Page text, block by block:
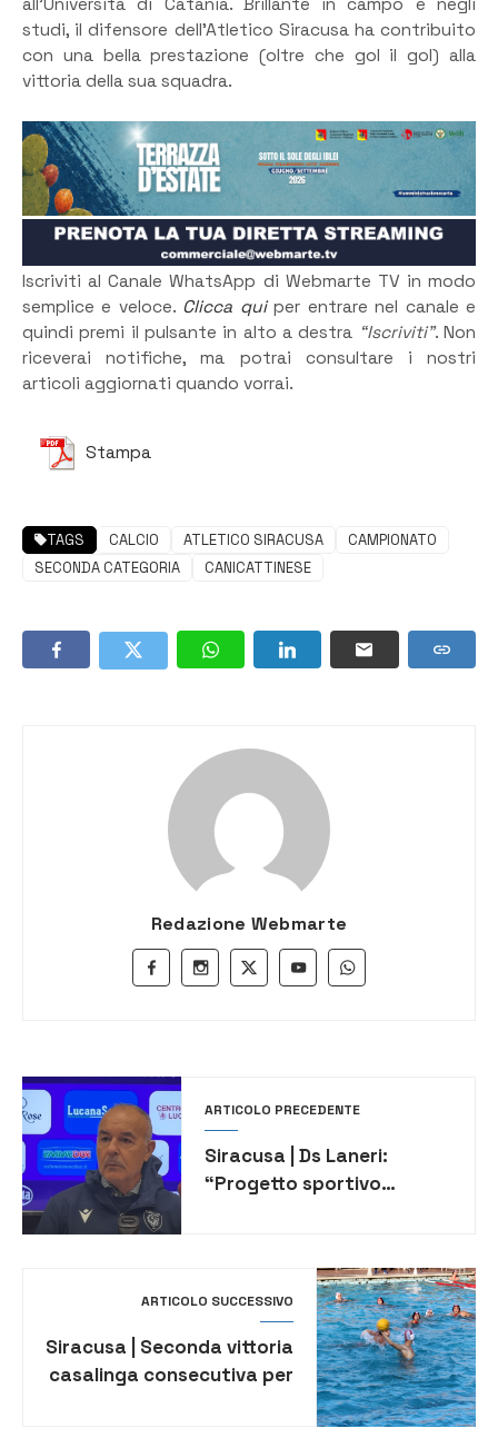
all’Università di Catania. Brillante in campo e negli
studi, il difensore dell’Atletico Siracusa ha contribuito
con una bella prestazione (oltre che gol il gol) alla
vittoria della sua squadra.
Iscriviti al Canale WhatsApp di Webmarte TV in modo
semplice e veloce. Clicca quiper entrare nel canale e
quindi premi il pulsante in alto a destra “Iscriviti”. Non
riceverai notifiche, ma potrai consultare i nostri
articoli aggiornati quando vorrai.
Stampa
TAGS CALCIO ATLETICO SIRACUSA
CAMPIONATO
SECONDA CATEGORIA
CANICATTINESE
Redazione Webmarte
ARTICOLO PRECEDENTE
Siracusa | Ds Laneri:
“Progetto sportivo
ARTICOLO SUCCESSIVO
Siracusa | Seconda vittoria
casalinga consecutiva per